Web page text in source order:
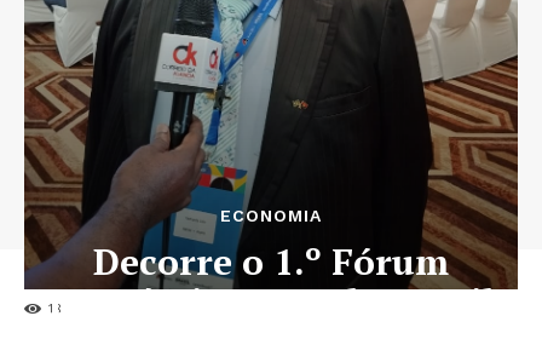
18
ECONOMIA
Decorre o 1.º Fórum
Económico Angola-Brasil